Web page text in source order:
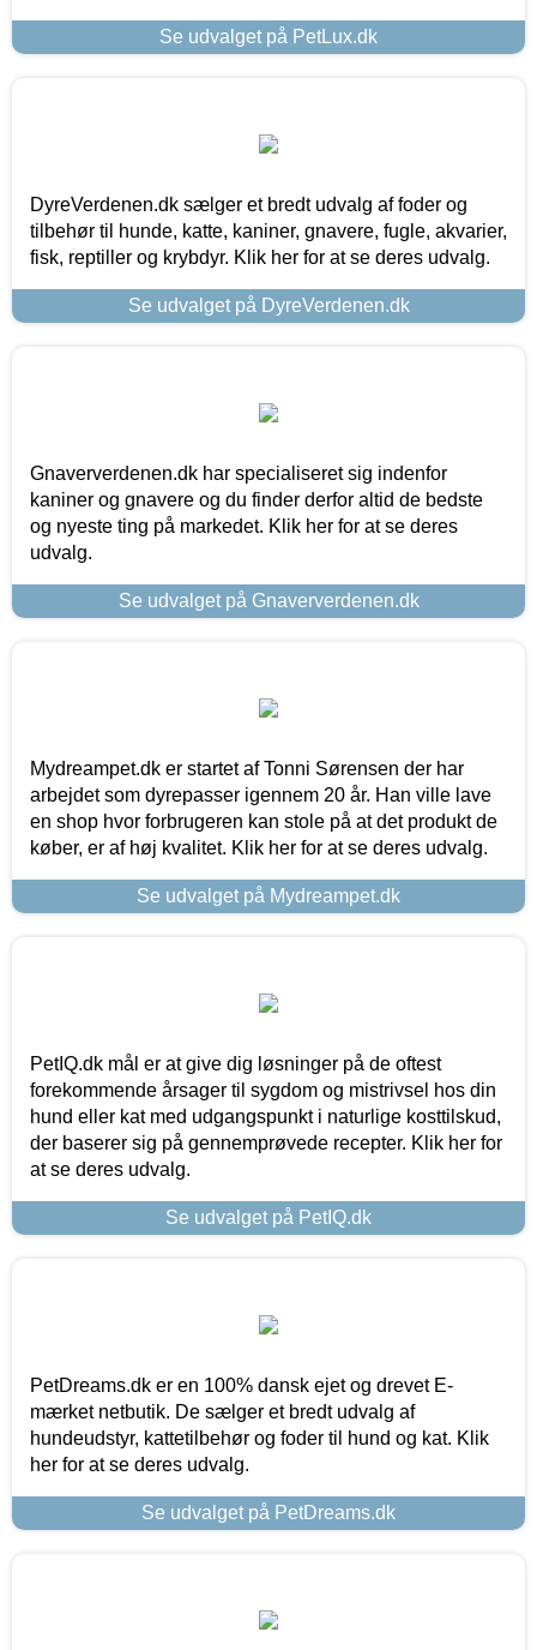
Se udvalget på PetLux.dk
DyreVerdenen.dk sælger et bredt udvalg af foder og
tilbehør til hunde, katte, kaniner, gnavere, fugle, akvarier,
fisk, reptiller og krybdyr. Klik her for at se deres udvalg.
Se udvalget på DyreVerdenen.dk
Gnaververdenen.dk har specialiseret sig indenfor
kaniner og gnavere og du finder derfor altid de bedste
og nyeste ting på markedet. Klik her for at se deres
udvalg.
Se udvalget på Gnaververdenen.dk
Mydreampet.dk er startet af Tonni Sørensen der har
arbejdet som dyrepasser igennem 20 år. Han ville lave
en shop hvor forbrugeren kan stole på at det produkt de
køber, er af høj kvalitet. Klik her for at se deres udvalg.
Se udvalget på Mydreampet.dk
PetIQ.dk mål er at give dig løsninger på de oftest
forekommende årsager til sygdom og mistrivsel hos din
hund eller kat med udgangspunkt i naturlige kosttilskud,
der baserer sig på gennemprøvede recepter. Klik her for
at se deres udvalg.
Se udvalget på PetIQ.dk
PetDreams.dk er en 100% dansk ejet og drevet E-
mærket netbutik. De sælger et bredt udvalg af
hundeudstyr, kattetilbehør og foder til hund og kat. Klik
her for at se deres udvalg.
Se udvalget på PetDreams.dk